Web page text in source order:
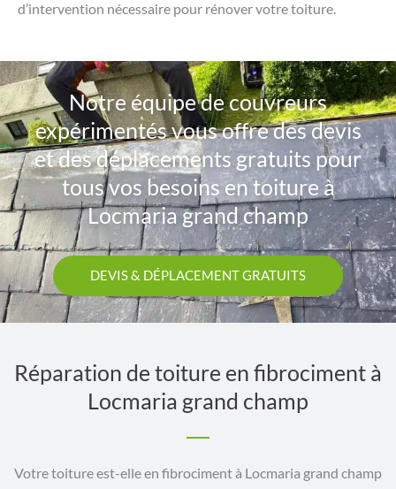
d’intervention nécessaire pour rénover votre toiture.
Notre équipe de couvreurs
expérimentés vous offre des devis
et des déplacements gratuits pour
tous vos besoins en toiture à
Locmaria grand champ
DEVIS & DÉPLACEMENT GRATUITS
Réparation de toiture en fibrociment à
Locmaria grand champ
Votre toiture est-elle en fibrociment à Locmaria grand champ